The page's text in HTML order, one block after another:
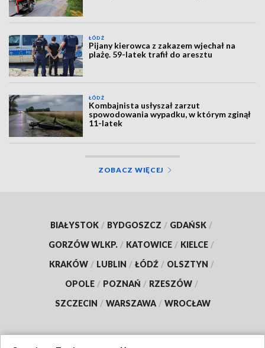
ŁÓDŹ
Pijany kierowca z zakazem wjechał na
plażę. 59-latek trafił do aresztu
ŁÓDŹ
Kombajnista usłyszał zarzut
spowodowania wypadku, w którym zginął
11-latek
ZOBACZ WIĘCEJ
BIAŁYSTOK / BYDGOSZCZ / GDAŃSK /
GORZÓW WLKP. / KATOWICE / KIELCE /
KRAKÓW / LUBLIN / ŁÓDŹ / OLSZTYN /
OPOLE / POZNAŃ / RZESZÓW /
SZCZECIN / WARSZAWA / WROCŁAW